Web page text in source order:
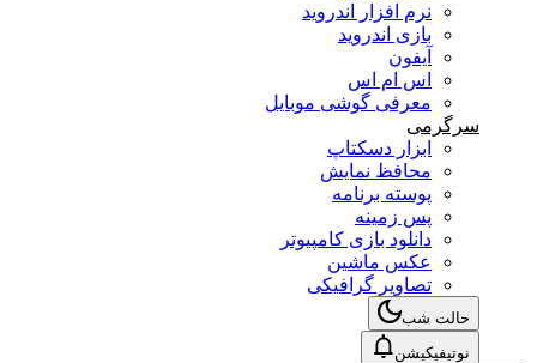
نرم افزار اندروید
بازی اندروید
آیفون
اس ام اس
معرفی گوشی موبایل
سرگرمی
ابزار دسکتاپ
محافظ نمایش
پوسته برنامه
پس زمینه
دانلود بازی کامپیوتر
عکس ماشین
تصاویر گرافیکی
حالت شب
نوتیفیکیشن